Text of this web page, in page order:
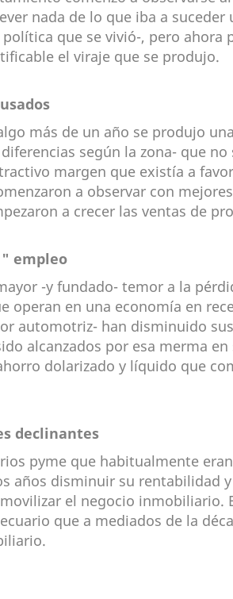
nada de lo que iba a
que se vivió-, pero
el viraje que se produjo.
más de un año se produjo
según la zona- que
margen que existía a
a observar con
a crecer las ventas de
empleo
-y fundado- temor a la
operan en una economía en
automotriz- han disminuido
alcanzados por esa merma
dolarizado y líquido que
declinantes
pyme que habitualmente
años disminuir su rentabilidad
el negocio inmobiliario.
que a mediados de la